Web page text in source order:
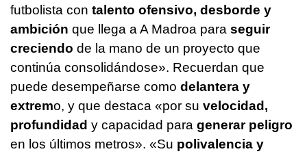
futbolista con talento ofensivo, desborde y
ambición que llega a A Madroa para seguir
creciendo de la mano de un proyecto que
continúa consolidándose». Recuerdan que
puede desempeñarse como delantera y
extremo, y que destaca «por su velocidad,
profundidad y capacidad para generar peligro
en los últimos metros». «Su polivalencia y